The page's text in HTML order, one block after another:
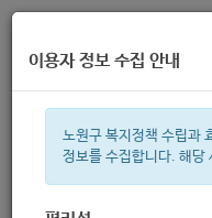
주간 인기검색어
이용자 정보 수집 안내
노원구 복지정책 수립과
정보를 수집합니다. 해당